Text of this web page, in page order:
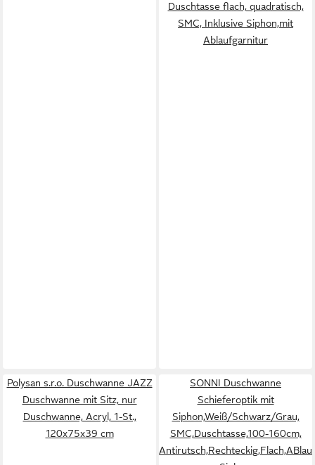
Duschtasse flach, quadratisch,
SMC, Inklusive Siphon,mit
Ablaufgarnitur
Polysan s.r.o. Duschwanne JAZZ
Duschwanne mit Sitz, nur
Duschwanne, Acryl, 1-St.,
120x75x39 cm
SONNI Duschwanne
Schieferoptik mit
Siphon,Weiß/Schwarz/Grau,
SMC,Duschtasse,100-160cm,